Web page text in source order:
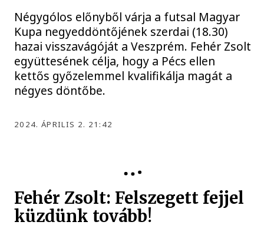
Négygólos előnyből várja a futsal Magyar
Kupa negyeddöntőjének szerdai (18.30)
hazai visszavágóját a Veszprém. Fehér Zsolt
együttesének célja, hogy a Pécs ellen
kettős győzelemmel kvalifikálja magát a
négyes döntőbe.
2024. ÁPRILIS 2. 21:42
Fehér Zsolt: Felszegett fejjel
küzdünk tovább!